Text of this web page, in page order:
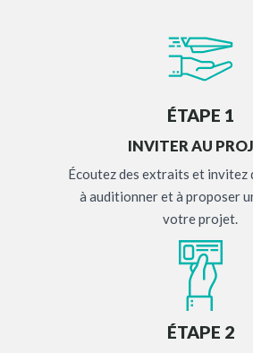
ÉTAPE 1
INVITER AU
Écoutez des extraits et invitez
à auditionner et à proposer
votre projet.
ÉTAPE 2